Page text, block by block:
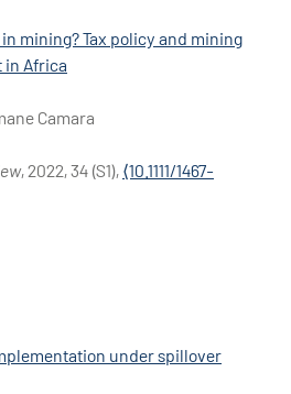
mining? Tax policy and mining
in Africa
Camara
, 2022, 34 (S1), ⟨10.1111/1467-
under spillover